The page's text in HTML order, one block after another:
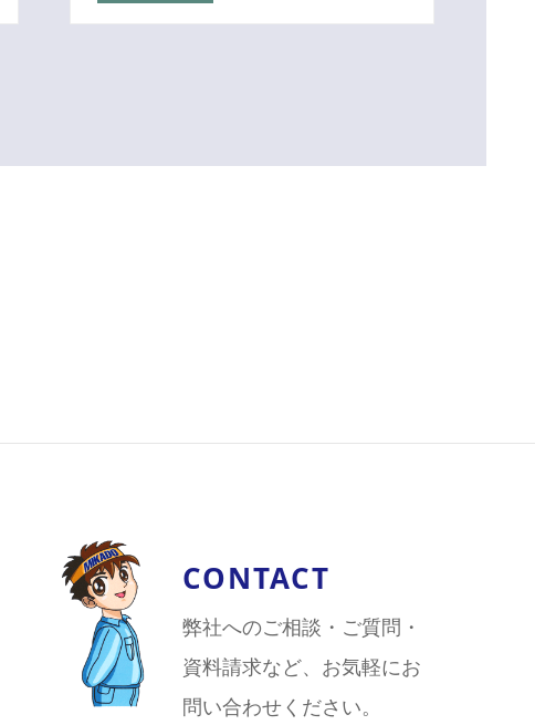
CONTACT
弊社へのご相談・ご質問・
資料請求など、お気軽にお
問い合わせください。